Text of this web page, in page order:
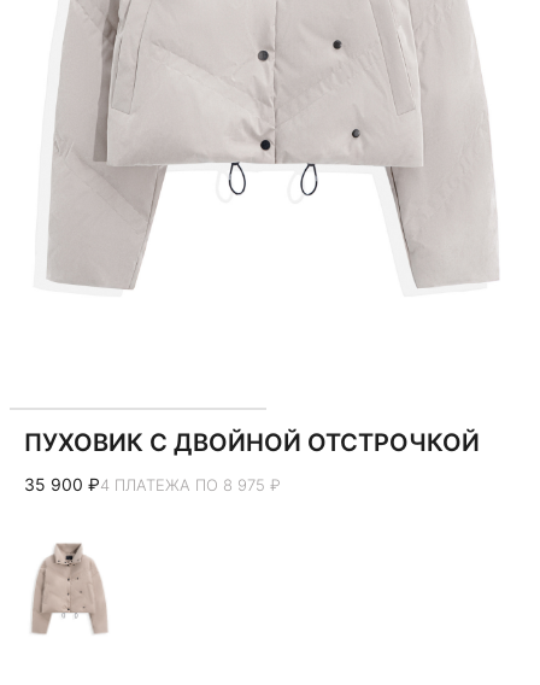
ПУХОВИК С ДВОЙНОЙ ОТСТРОЧКОЙ
35 900 ₽4 ПЛАТЕЖА ПО 8 975 ₽